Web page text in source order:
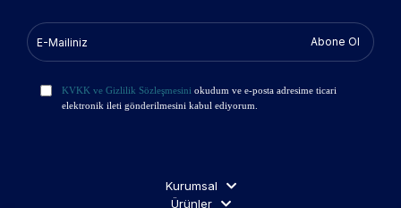
Abone Ol
KVKK ve Gizlilik Sözleşmesini okudum ve e-posta adresime ticari
elektronik ileti gönderilmesini kabul ediyorum.
Kurumsal
Ürünler